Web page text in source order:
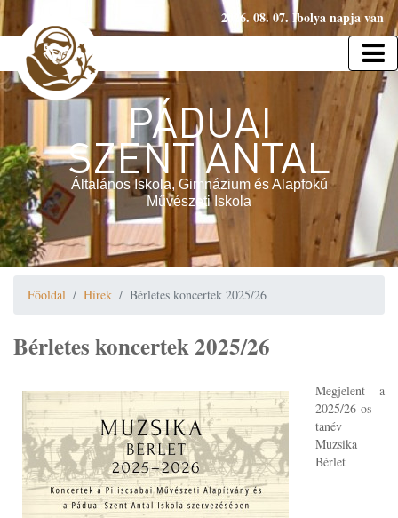
2026. 08. 07. Ibolya napja van
PÁDUAI
SZENT ANTAL
Általános Iskola, Gimnázium és Alapfokú
Művészeti Iskola
Főoldal Hírek Bérletes koncertek 2025/26
Bérletes koncertek 2025/26
Megjelent a
2025/26-os
tanév
Muzsika
Bérlet